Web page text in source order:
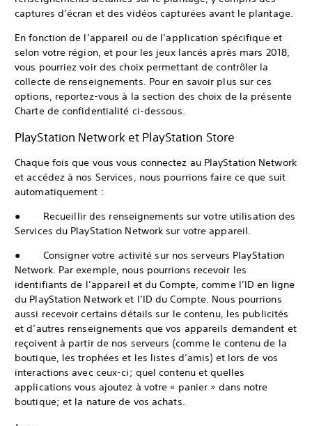
captures d’écran et des vidéos capturées avant le plantage.
En fonction de l’appareil ou de l’application spécifique et
selon votre région, et pour les jeux lancés après mars 2018,
vous pourriez voir des choix permettant de contrôler la
collecte de renseignements. Pour en savoir plus sur ces
options, reportez-vous à la section des choix de la présente
Charte de confidentialité ci-dessous.
PlayStation Network et PlayStation Store
Chaque fois que vous vous connectez au PlayStation Network
et accédez à nos Services, nous pourrions faire ce que suit
automatiquement :
● Recueillir des renseignements sur votre utilisation des
Services du PlayStation Network sur votre appareil.
● Consigner votre activité sur nos serveurs PlayStation
Network. Par exemple, nous pourrions recevoir les
identifiants de l’appareil et du Compte, comme l’ID en ligne
du PlayStation Network et l’ID du Compte. Nous pourrions
aussi recevoir certains détails sur le contenu, les publicités
et d’autres renseignements que vos appareils demandent et
reçoivent à partir de nos serveurs (comme le contenu de la
boutique, les trophées et les listes d’amis) et lors de vos
interactions avec ceux-ci; quel contenu et quelles
applications vous ajoutez à votre « panier » dans notre
boutique; et la nature de vos achats.